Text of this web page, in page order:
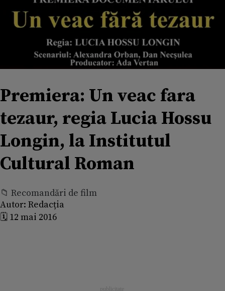
Premiera: Un veac fara
tezaur, regia Lucia Hossu
Longin, la Institutul
Cultural Roman
📁 Recomandări de film
Autor: Redacția
🗓️ 12 mai 2016